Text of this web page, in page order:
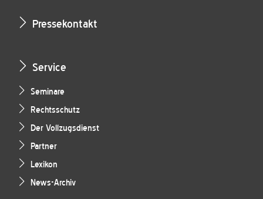
Pressekontakt
Service
Seminare
Rechtsschutz
Der Vollzugsdienst
Partner
Lexikon
News-Archiv